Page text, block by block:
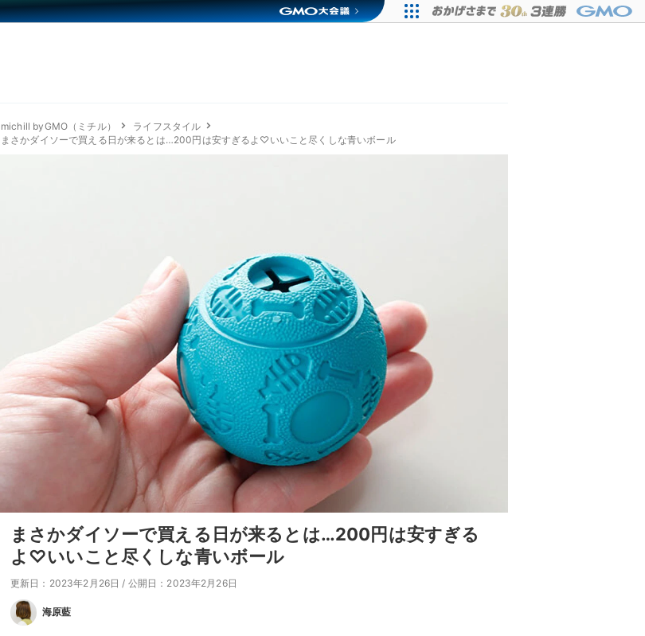
michill byGMO（ミチル）
ライフスタイル
まさかダイソーで買える日が来るとは…200円は安すぎるよ♡いいこと尽くしな青いボール
まさかダイソーで買える日が来るとは…200円は安すぎる
よ♡いいこと尽くしな青いボール
更新日：2023年2月26日 / 公開日：2023年2月26日
海原藍